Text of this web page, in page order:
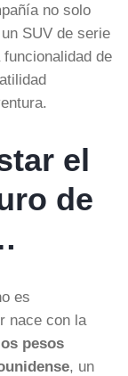
no solo
SUV de serie
de
el
de
es
nace con la
pesos
, un